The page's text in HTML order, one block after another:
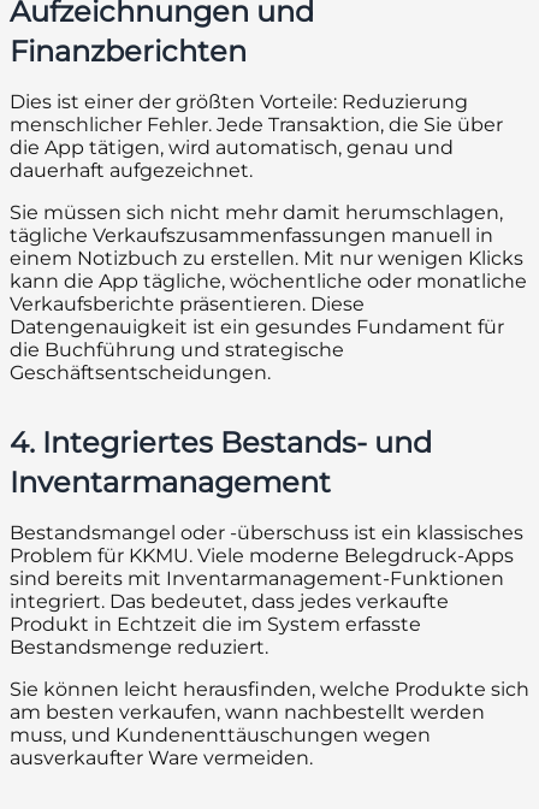
Aufzeichnungen und
Finanzberichten
Dies ist einer der größten Vorteile: Reduzierung
menschlicher Fehler. Jede Transaktion, die Sie über
die App tätigen, wird automatisch, genau und
dauerhaft aufgezeichnet.
Sie müssen sich nicht mehr damit herumschlagen,
tägliche Verkaufszusammenfassungen manuell in
einem Notizbuch zu erstellen. Mit nur wenigen Klicks
kann die App tägliche, wöchentliche oder monatliche
Verkaufsberichte präsentieren. Diese
Datengenauigkeit ist ein gesundes Fundament für
die Buchführung und strategische
Geschäftsentscheidungen.
4. Integriertes Bestands- und
Inventarmanagement
Bestandsmangel oder -überschuss ist ein klassisches
Problem für KKMU. Viele moderne Belegdruck-Apps
sind bereits mit Inventarmanagement-Funktionen
integriert. Das bedeutet, dass jedes verkaufte
Produkt in Echtzeit die im System erfasste
Bestandsmenge reduziert.
Sie können leicht herausfinden, welche Produkte sich
am besten verkaufen, wann nachbestellt werden
muss, und Kundenenttäuschungen wegen
ausverkaufter Ware vermeiden.